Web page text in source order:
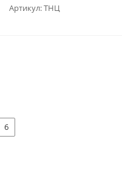
Артикул:ТНЦ
6